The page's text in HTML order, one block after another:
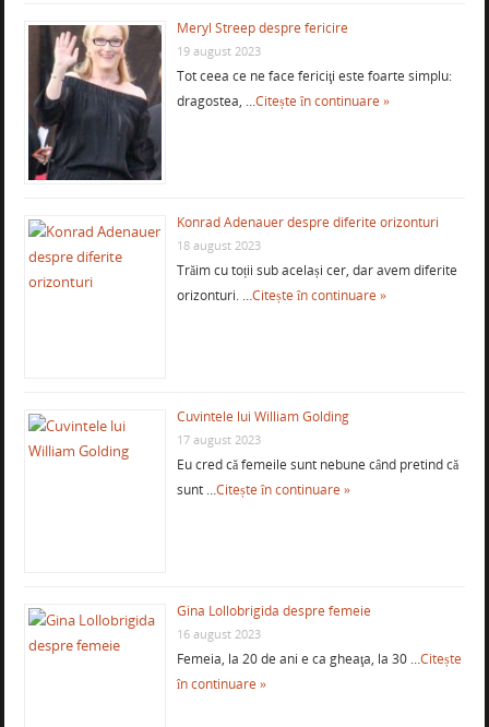
Meryl Streep despre fericire
19 august 2023
Tot ceea ce ne face fericiţi este foarte simplu:
dragostea, …Citește în continuare »
Konrad Adenauer despre diferite orizonturi
18 august 2023
Trăim cu toții sub același cer, dar avem diferite
orizonturi. …Citește în continuare »
Cuvintele lui William Golding
17 august 2023
Eu cred că femeile sunt nebune când pretind că
sunt …Citește în continuare »
Gina Lollobrigida despre femeie
16 august 2023
Femeia, la 20 de ani e ca gheaţa, la 30 …Citește
în continuare »